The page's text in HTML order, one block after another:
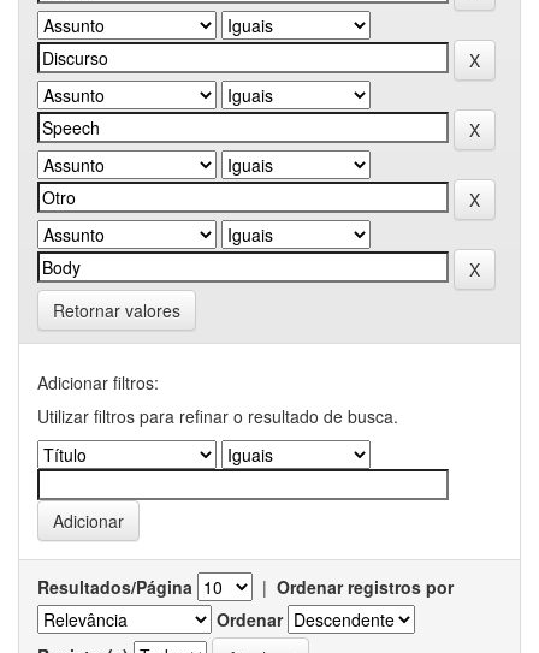
Retornar valores
Adicionar filtros:
Utilizar filtros para refinar o resultado de busca.
Resultados/Página | Ordenar registros por
Ordenar